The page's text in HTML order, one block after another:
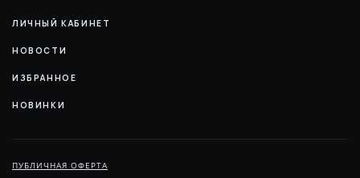
ЛИЧНЫЙ КАБИНЕТ
НОВОСТИ
ИЗБРАННОЕ
НОВИНКИ
ПУБЛИЧНАЯ ОФЕРТА